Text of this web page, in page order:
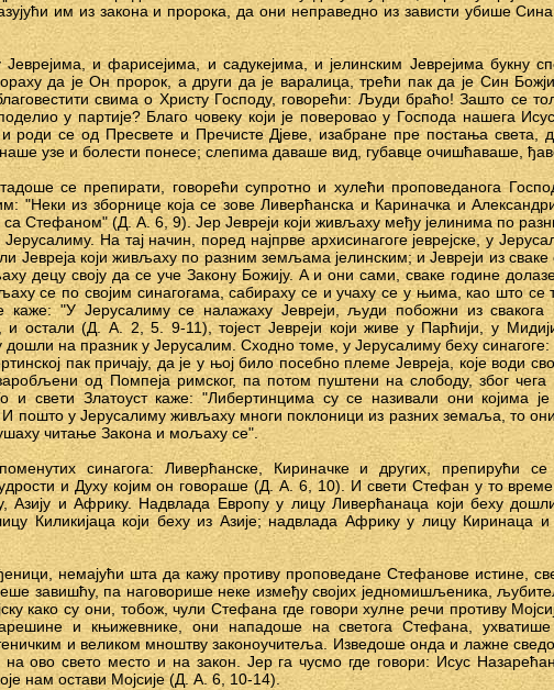
им из закона и пророка, да они неправедно из зависти убише
и фарисејима, и садукејима, и јелинским Јеврејима букну
да је Он пророк, а други да је варалица, трећи пак да је Син
свима о Христу Господу, говорећи: Људи браћо! Зашто се
у партије? Благо човеку који је поверовао у Господа нашега
роди се од Пресвете и Пречисте Дјеве, изабране пре постања света,
узе и болести понесе; слепима даваше вид, губавце очишћаваше,
се препирати, говорећи супротно и хулећи проповеданога
"Неки из зборнице која се зове Ливерћанска и Кариначка и
са Стефаном" (Д. А. 6, 9). Јер Јевреји који живљаху међу јелинима по
На тај начин, поред најпрве архисинагоге јеврејске, у
Јевреја који живљаху по разним земљама јелинским; и Јевреји из
децу своју да се уче Закону Божију. А и они сами, сваке године
се по својим синагогама, сабираху се и учаху се у њима, као што се
каже: "У Јерусалиму се налажаху Јевреји, људи побожни из
остали (Д. А. 2, 5. 9-11), тојест Јевреји који живе у Парћији, у
на празник у Јерусалим. Сходно томе, у Јерусалиму беху синагоге:
пак причају, да је у њој било посебно племе Јевреја, које води
од Помпеја римског, па потом пуштени на слободу, због
и свети Златоуст каже: "Либертинцима су се називали они којима
пошто у Јерусалиму живљаху многи поклоници из разних земаља, то они
читање Закона и мољаху се".
синагога: Ливерћанске, Кириначке и других, препирући
и Духу којим он говораше (Д. А. 6, 10). И свети Стефан у то
Азију и Африку. Надвлада Европу у лицу Ливерћанаца који беху
Киликијаца који беху из Азије; надвлада Африку у лицу Киринаца и
немајући шта да кажу противу проповедане Стефанове истине,
завишћу, па наговорише неке између својих једномишљеника,
како су они, тобож, чули Стефана где говори хулне речи противу
и књижевнике, они нападоше на светога Стефана,
и великом мноштву законоучитеља. Изведоше онда и лажне
на ово свето место и на закон. Јер га чусмо где говори: Исус
нам остави Мојсије (Д. А. 6, 10-14).